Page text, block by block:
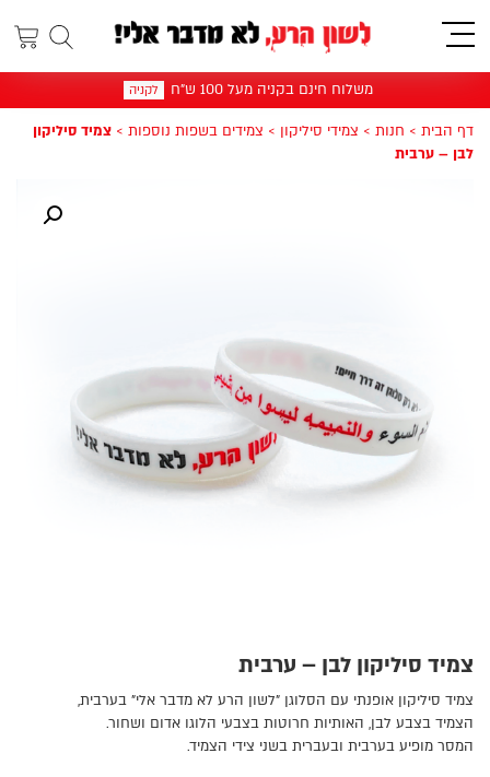
תפריט
משלוח חינם בקניה מעל 100 ש"ח לקניה
דף הבית > חנות > צמידי סיליקון > צמידים בשפות נוספות > צמיד סיליקון
לבן – ערבית
צמיד סיליקון לבן – ערבית
צמיד סיליקון אופנתי עם הסלוגן "לשון הרע לא מדבר אלי" בערבית,
הצמיד בצבע לבן, האותיות חרוטות בצבעי הלוגו אדום ושחור.
המסר מופיע בערבית ובעברית בשני צידי הצמיד.